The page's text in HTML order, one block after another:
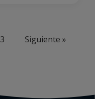
3 Siguiente »